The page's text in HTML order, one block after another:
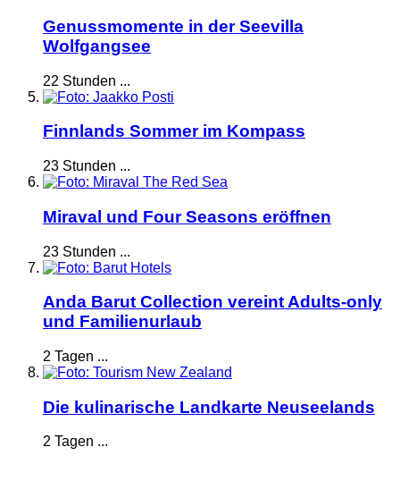
Genussmomente in der Seevilla
Wolfgangsee
22 Stunden ...
Finnlands Sommer im Kompass
23 Stunden ...
Miraval und Four Seasons eröffnen
23 Stunden ...
Anda Barut Collection vereint Adults-only
und Familienurlaub
2 Tagen ...
Die kulinarische Landkarte Neuseelands
2 Tagen ...